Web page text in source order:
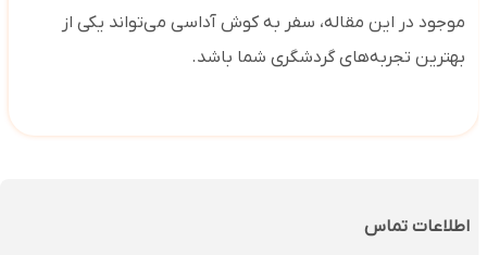
موجود در این مقاله، سفر به کوش آداسی می‌تواند یکی از
بهترین تجربه‌های گردشگری شما باشد.
اطلاعات تماس